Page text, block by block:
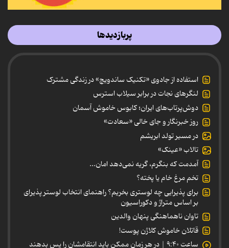
پربازدیدها
استفاده از جادوی «تکنیک ساندویچ» در زندگی مشترک
لنگرهای نجات در برابر سیلاب استرس
دوش‌پرتاب‌های ایران؛ کابوس خاموش آسمان
روز خبرنگار و جای خالی «سعادت»
در مسیر تولد ابریشم
تالاب «عینک»
آمدمت که بنگرم، گریه نمی‌دهد امان...
تخم مرغ خام یا پخته؟
برای پذیرایی چه لوستری بخریم؟ راهنمای انتخاب لوستر پذیرای
بر اساس متراژ و دکوراسیون
تاوان ناهماهنگی پنهان والدین
قاتلان خاموش کلاژن پوست!
ساعت ۹:۴۰ | در هر زمان ممکن باید انتقامشان را پس بدهند